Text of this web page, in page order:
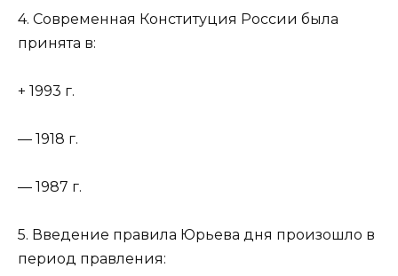
4. Современная Конституция России была
принята в:
+ 1993 г.
— 1918 г.
— 1987 г.
5. Введение правила Юрьева дня произошло в
период правления: